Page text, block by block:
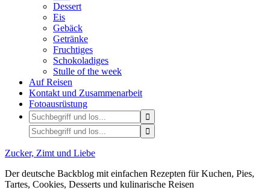
Dessert
Eis
Gebäck
Getränke
Fruchtiges
Schokoladiges
Stulle of the week
Auf Reisen
Kontakt und Zusammenarbeit
Fotoausrüstung
Zucker, Zimt und Liebe
Der deutsche Backblog mit einfachen Rezepten für Kuchen, Pies,
Tartes, Cookies, Desserts und kulinarische Reisen